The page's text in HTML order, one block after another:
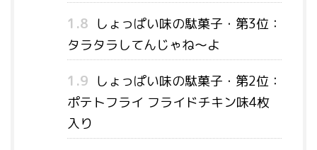
1.8 しょっぱい味の駄菓子・第3位：
タラタラしてんじゃね～よ
1.9 しょっぱい味の駄菓子・第2位：
ポテトフライ フライドチキン味4枚
入り